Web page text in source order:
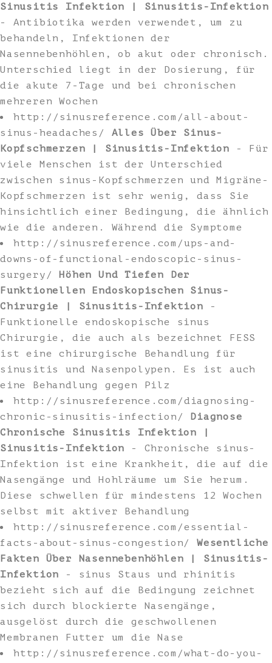
Sinusitis Infektion | Sinusitis-Infektion
- Antibiotika werden verwendet, um zu
behandeln, Infektionen der
Nasennebenhöhlen, ob akut oder chronisch.
Unterschied liegt in der Dosierung, für
die akute 7-Tage und bei chronischen
mehreren Wochen
http://sinusreference.com/all-about-
sinus-headaches/ Alles Über Sinus-
Kopfschmerzen | Sinusitis-Infektion - Für
viele Menschen ist der Unterschied
zwischen sinus-Kopfschmerzen und Migräne-
Kopfschmerzen ist sehr wenig, dass Sie
hinsichtlich einer Bedingung, die ähnlich
wie die anderen. Während die Symptome
http://sinusreference.com/ups-and-
downs-of-functional-endoscopic-sinus-
surgery/ Höhen Und Tiefen Der
Funktionellen Endoskopischen Sinus-
Chirurgie | Sinusitis-Infektion -
Funktionelle endoskopische sinus
Chirurgie, die auch als bezeichnet FESS
ist eine chirurgische Behandlung für
sinusitis und Nasenpolypen. Es ist auch
eine Behandlung gegen Pilz
http://sinusreference.com/diagnosing-
chronic-sinusitis-infection/ Diagnose
Chronische Sinusitis Infektion |
Sinusitis-Infektion - Chronische sinus-
Infektion ist eine Krankheit, die auf die
Nasengänge und Hohlräume um Sie herum.
Diese schwellen für mindestens 12 Wochen
selbst mit aktiver Behandlung
http://sinusreference.com/essential-
facts-about-sinus-congestion/ Wesentliche
Fakten Über Nasennebenhöhlen | Sinusitis-
Infektion - sinus Staus und rhinitis
bezieht sich auf die Bedingung zeichnet
sich durch blockierte Nasengänge,
ausgelöst durch die geschwollenen
Membranen Futter um die Nase
http://sinusreference.com/what-do-you-